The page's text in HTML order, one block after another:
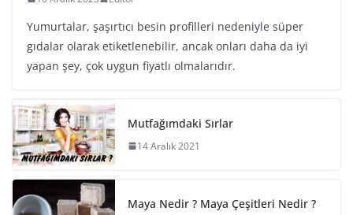
Yumurtalar, şaşırtıcı besin profilleri nedeniyle süper
gıdalar olarak etiketlenebilir, ancak onları daha da iyi
yapan şey, çok uygun fiyatlı olmalarıdır.
Mutfağımdaki Sırlar
14 Aralık 2021
Maya Nedir ? Maya Çeşitleri Nedir ?